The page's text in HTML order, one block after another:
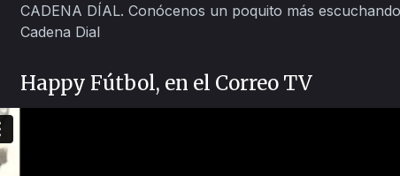
CADENA DÍAL. Conócenos un poquito más
Cadena Dial
Happy Fútbol, en el Correo TV